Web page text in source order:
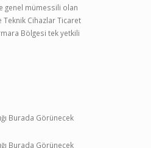
genel mümessili olan
Teknik Cihazlar Ticaret
Bölgesi tek yetkili
Burada Görünecek
Burada Görünecek